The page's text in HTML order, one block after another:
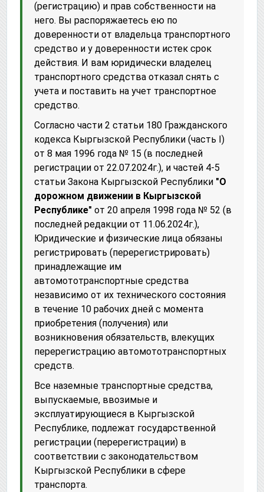
(регистрацию) и прав собственности на
него. Вы распоряжаетесь ею по
доверенности от владельца транспортного
средство и у доверенности истек срок
действия. И вам юридически владелец
транспортного средства отказал снять с
учета и поставить на учет транспортное
средство.
Согласно части 2 статьи 180 Гражданского
кодекса Кыргызской Республики (часть I)
от 8 мая 1996 года № 15 (в последней
регистрации от 22.07.2024г.), и частей 4-5
статьи Закона Кыргызской Республики "О
дорожном движении в Кыргызской
Республике" от 20 апреля 1998 года № 52 (в
последней редакции от 11.06.2024г.),
Юридические и физические лица обязаны
регистрировать (перерегистрировать)
принадлежащие им
автомототранспортные средства
независимо от их технического состояния
в течение 10 рабочих дней с момента
приобретения (получения) или
возникновения обязательств, влекущих
перерегистрацию автомототранспортных
средств.
Все наземные транспортные средства,
выпускаемые, ввозимые и
эксплуатирующиеся в Кыргызской
Республике, подлежат государственной
регистрации (перерегистрации) в
соответствии с законодательством
Кыргызской Республики в сфере
транспорта.